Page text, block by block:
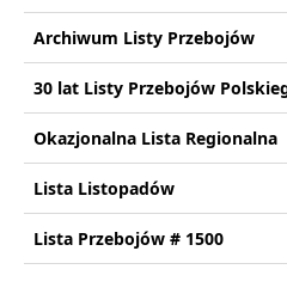
Archiwum Listy Przebojów
30 lat Listy Przebojów
Okazjonalna Lista Regionalna
Lista Listopadów
Lista Przebojów # 1500